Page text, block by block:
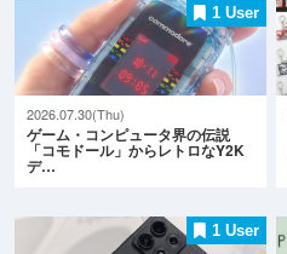
1 User
2026.07.30(Thu)
ゲーム・コンピュータ界の伝説
「コモドール」からレトロなY2K
デ…
1 User